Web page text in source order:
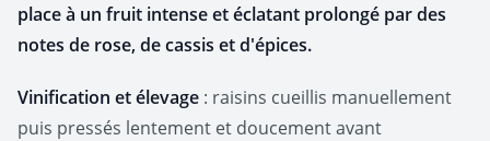
place à un fruit intense et éclatant prolongé par des
notes de rose, de cassis et d'épices.
Vinification et élevage : raisins cueillis manuellement
puis pressés lentement et doucement avant